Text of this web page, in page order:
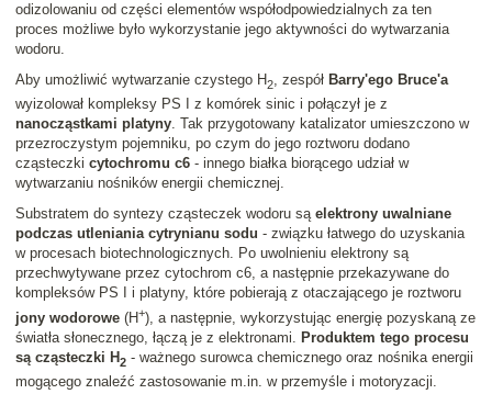
odizolowaniu od części elementów współodpowiedzialnych za ten
proces możliwe było wykorzystanie jego aktywności do wytwarzania
wodoru.
Aby umożliwić wytwarzanie czystego H2, zespół Barry'ego Bruce'a
wyizolował kompleksy PS I z komórek sinic i połączył je z
nanocząstkami platyny . Tak przygotowany katalizator umieszczono w
przezroczystym pojemniku, po czym do jego roztworu dodano
cząsteczki cytochromu c6 - innego białka biorącego udział w
wytwarzaniu nośników energii chemicznej.
Substratem do syntezy cząsteczek wodoru są elektrony uwalniane
podczas utleniania cytrynianu sodu - związku łatwego do uzyskania
w procesach biotechnologicznych. Po uwolnieniu elektrony są
przechwytywane przez cytochrom c6, a następnie przekazywane do
kompleksów PS I i platyny, które pobierają z otaczającego je roztworu
jony wodorowe (H+), a następnie, wykorzystując energię pozyskaną ze
światła słonecznego, łączą je z elektronami. Produktem tego procesu
są cząsteczki H2 - ważnego surowca chemicznego oraz nośnika energii
mogącego znaleźć zastosowanie m.in. w przemyśle i motoryzacji.